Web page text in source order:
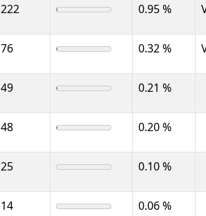
222 0.95 %
76 0.32 %
49 0.21 %
48 0.20 %
25 0.10 %
14 0.06 %